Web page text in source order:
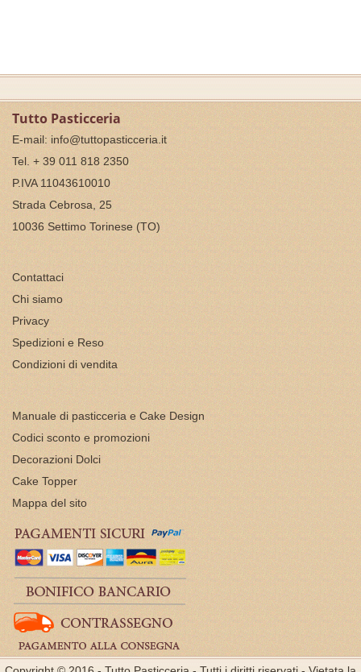
Tutto Pasticceria
E-mail: info@tuttopasticceria.it
Tel. + 39 011 818 2350
P.IVA 11043610010
Strada Cebrosa, 25
10036 Settimo Torinese (TO)
Contattaci
Chi siamo
Privacy
Spedizioni e Reso
Condizioni di vendita
Manuale di pasticceria e Cake Design
Codici sconto e promozioni
Decorazioni Dolci
Cake Topper
Mappa del sito